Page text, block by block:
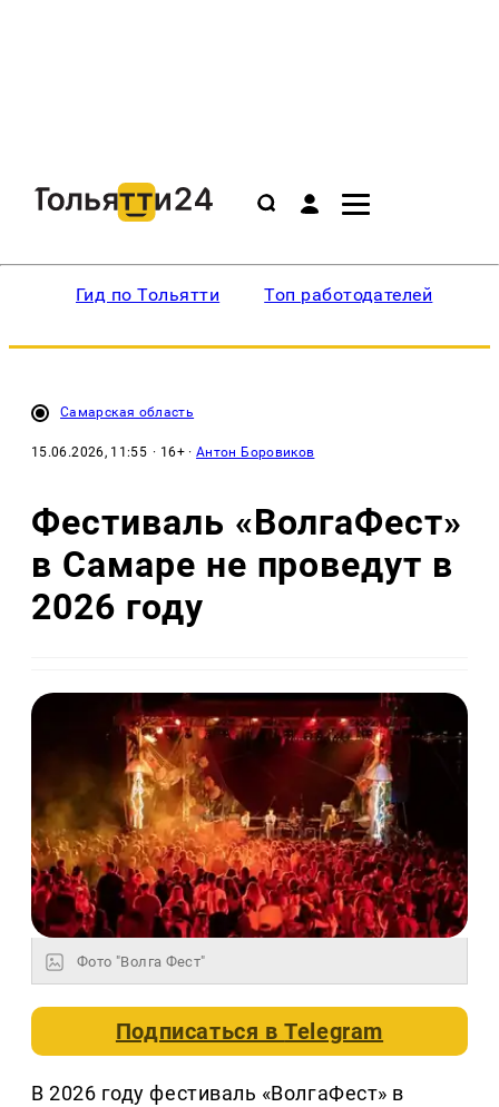
Гид по Тольятти Топ работодателей
Самарская область
15.06.2026, 11:55 · 16+ ·Антон Боровиков
Фестиваль «ВолгаФест»
в Самаре не проведут в
2026 году
Фото "Волга Фест"
Подписаться вTelegram
В 2026 году фестиваль «ВолгаФест» в